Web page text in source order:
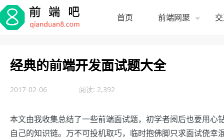
首页 前端网聚
经典的前端开发面试题大全
2017-02-06 阅读: 2,392
本文由我收集总结了一些前端面试题，初学者阅后也要用
自己的知识链。万不可投机取巧，临时抱佛脚只求面试侥